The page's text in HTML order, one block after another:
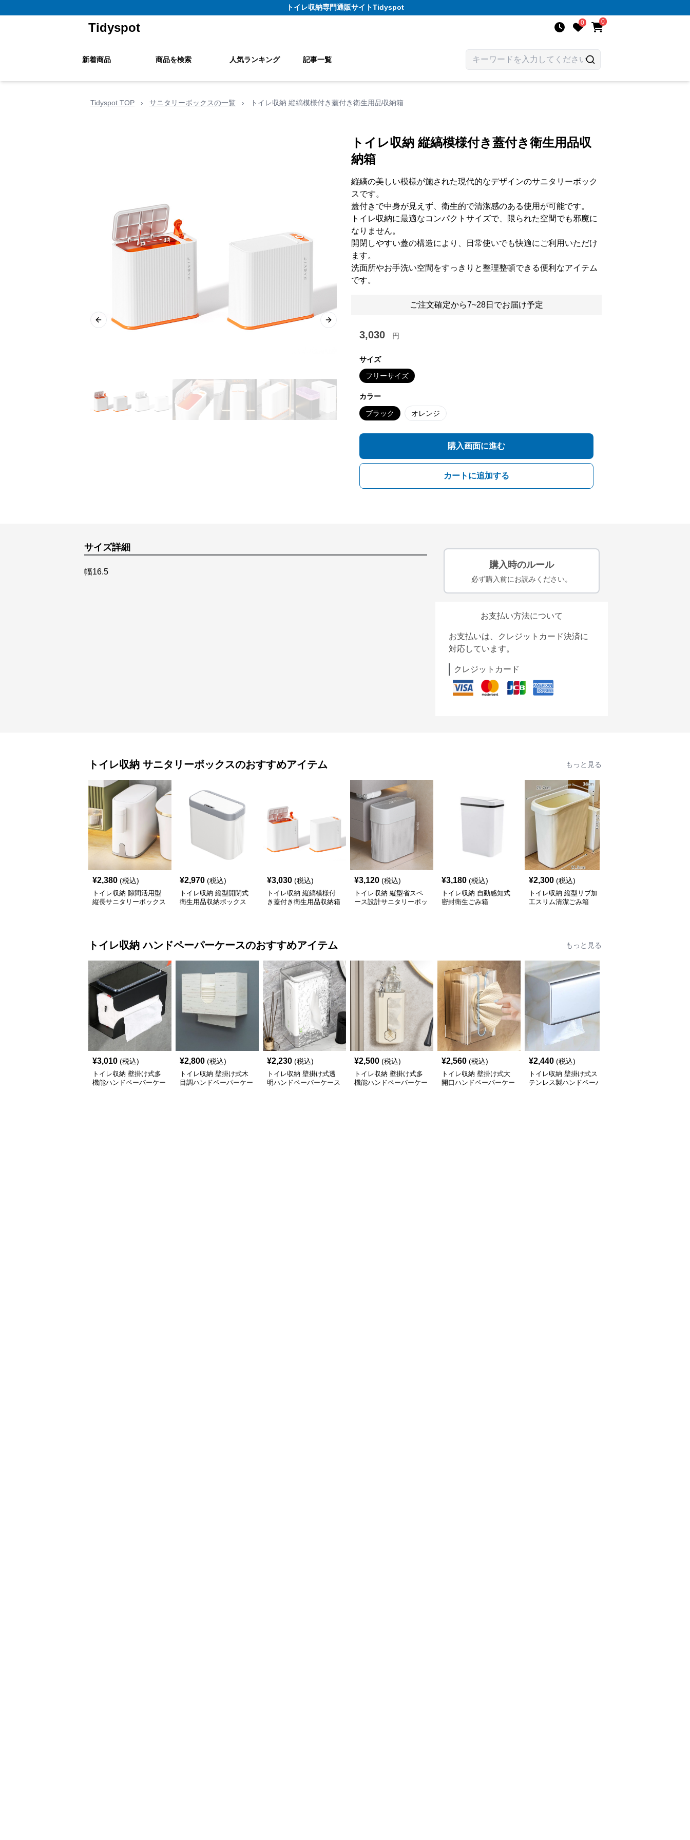
トイレ収納専門通販サイトTidyspot
Tidyspot 0 0
新着商品 商品を検索 人気ランキング 記事一覧
Tidyspot TOP › サニタリーボックスの一覧 › トイレ収納 縦縞模様付き蓋付き衛生用品収納箱
Previous slide Next slide
トイレ収納 縦縞模様付き蓋付き衛生用品収
納箱
縦縞の美しい模様が施された現代的なデザインのサニタリーボック
スです。
蓋付きで中身が見えず、衛生的で清潔感のある使用が可能です。
トイレ収納に最適なコンパクトサイズで、限られた空間でも邪魔に
なりません。
開閉しやすい蓋の構造により、日常使いでも快適にご利用いただけ
ます。
洗面所やお手洗い空間をすっきりと整理整頓できる便利なアイテム
です。
ご注文確定から7~28日でお届け予定
3,030 円
サイズ
フリーサイズ
カラー
ブラック オレンジ
購入画面に進む
カートに追加する
サイズ詳細
幅16.5
購入時のルール
必ず購入前にお読みください。
お支払い方法について
お支払いは、クレジットカード決済に
対応しています。
クレジットカード
トイレ収納 サニタリーボックスのおすすめアイテム もっと見る
¥2,380 (税込)
トイレ収納 隙間活用型
縦長サニタリーボックス
¥2,970 (税込)
トイレ収納 縦型開閉式
衛生用品収納ボックス
¥3,030 (税込)
トイレ収納 縦縞模様付
き蓋付き衛生用品収納箱
¥3,120 (税込)
トイレ収納 縦型省スペ
ース設計サニタリーボッ
¥3,180 (税込)
トイレ収納 自動感知式
密封衛生ごみ箱
¥2,300 (税込)
トイレ収納 縦型リブ加
工スリム清潔ごみ箱
トイレ収納 ハンドペーパーケースのおすすめアイテム もっと見る
¥3,010 (税込)
トイレ収納 壁掛け式多
機能ハンドペーパーケー
¥2,800 (税込)
トイレ収納 壁掛け式木
目調ハンドペーパーケー
¥2,230 (税込)
トイレ収納 壁掛け式透
明ハンドペーパーケース
¥2,500 (税込)
トイレ収納 壁掛け式多
機能ハンドペーパーケー
¥2,560 (税込)
トイレ収納 壁掛け式大
開口ハンドペーパーケー
¥2,440 (税込)
トイレ収納 壁掛け式ス
テンレス製ハンドペーパ